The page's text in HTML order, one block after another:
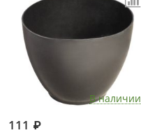
В наличии
111 ₽